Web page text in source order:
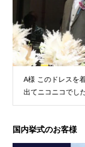
K様 TIG dressさ
によかったです！
国内挙式のお客様